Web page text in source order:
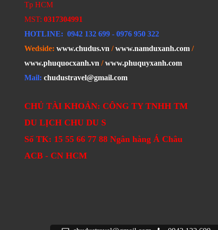
Tp HCM
MST: 0317304991
HOTLINE: 0942 132 699 - 0976 950 322
Wedside: www.chudus.vn /www.namduxanh.com /
www.phuquocxanh.vn /www.phuquyxanh.com
Mail: chudustravel@gmail.com
CHỦ TÀI KHOẢN: CÔNG TY TNHH TM
DU LỊCH CHU DU S
Số TK: 15 55 66 77 88 Ngân hàng Á Châu
ACB - CN HCM